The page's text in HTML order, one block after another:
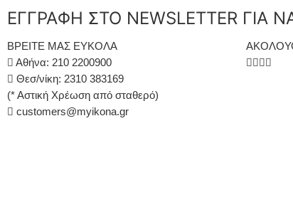
ΕΓΓΡΑΦΗ ΣΤΟ NEWSLETTER ΓΙΑ
ΒΡΕΙΤΕ ΜΑΣ ΕΥΚΟΛΑ
Αθήνα: 210 2200900
Θεσ/νίκη: 2310 383169
(* Αστική Χρέωση από σταθερό)
customers@myikona.gr